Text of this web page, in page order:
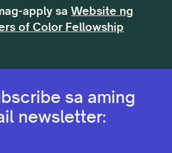
apply sa Website ng
of Color Fellowship
sa aming
newsletter: